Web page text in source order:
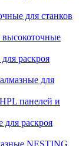
для станков
раскроя
для
панелей и
для раскроя
NESTING